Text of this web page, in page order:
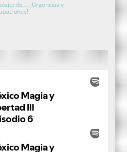
de… ¡Urgencias y